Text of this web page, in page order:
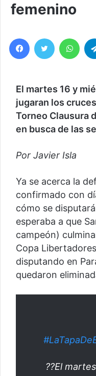
femenino
Facebook
Twitter
El martes 16 y
jugaran los
Torneo Clausura
en busca de las
Por Javier Isla
Ya se acerca la
confirmado con
cómo se
esperaba a que
campeón)
Copa
disputando en
quedaron
??El